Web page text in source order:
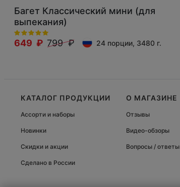
Багет Классический мини (для
выпекания)
649 ₽ 799 ₽ 24 порции, 3480 г.
КАТАЛОГ ПРОДУКЦИИ
Ассорти и наборы
Новинки
Скидки и акции
Сделано в России
О МАГАЗИНЕ
Отзывы
Видео-обзоры
Вопросы / ответы